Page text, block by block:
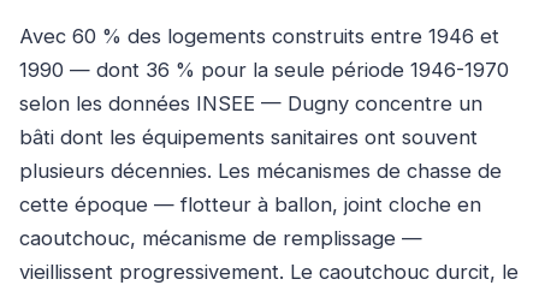
Avec 60 % des logements construits entre 1946 et
1990 — dont 36 % pour la seule période 1946-1970
selon les données INSEE — Dugny concentre un
bâti dont les équipements sanitaires ont souvent
plusieurs décennies. Les mécanismes de chasse de
cette époque — flotteur à ballon, joint cloche en
caoutchouc, mécanisme de remplissage —
vieillissent progressivement. Le caoutchouc durcit, le